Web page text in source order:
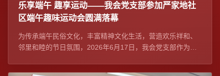
乐享端午 趣享运动——我会党支部参加严家地社
区端午趣味运动会圆满落幕
为传承端午民俗文化，丰富精神文化生活，营造欢乐祥和、
邻里和睦的节日氛围，2026年6月17日，我会党支部作为社